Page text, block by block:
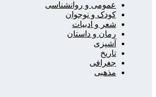
عمومی و روانشناسی
کودک و نوجوان
شعر و ادبیات
رمان و داستان
آشپزی
تاریخ
جغرافی
مذهبی